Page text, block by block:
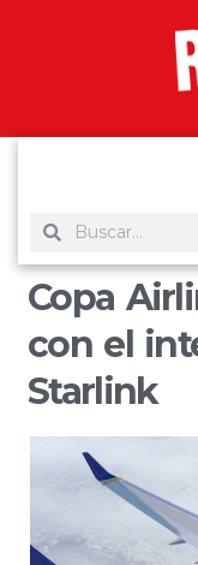
Copa
con el
Starlink